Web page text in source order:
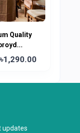
Quality
৳1,290.00
updates